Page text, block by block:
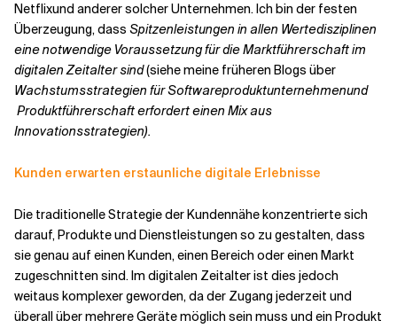
Netflixund anderer solcher Unternehmen. Ich bin der festen
Überzeugung, dass Spitzenleistungen in allen Wertedisziplinen
eine notwendige Voraussetzung für die Marktführerschaft im
digitalen Zeitalter sind(siehe meine früheren Blogs über
Wachstumsstrategien für Softwareproduktunternehmenund
Produktführerschaft erfordert einen Mix aus
Innovationsstrategien).
Kunden erwarten erstaunliche digitale Erlebnisse
Die traditionelle Strategie der Kundennähe konzentrierte sich
darauf, Produkte und Dienstleistungen so zu gestalten, dass
sie genau auf einen Kunden, einen Bereich oder einen Markt
zugeschnitten sind. Im digitalen Zeitalter ist dies jedoch
weitaus komplexer geworden, da der Zugang jederzeit und
überall über mehrere Geräte möglich sein muss und ein Produkt